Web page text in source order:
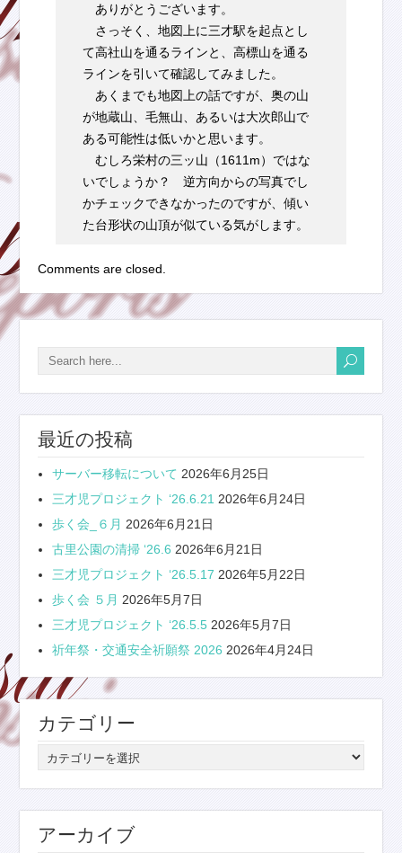
ありがとうございます。
さっそく、地図上に三才駅を起点とし
て高社山を通るラインと、高標山を通る
ラインを引いて確認してみました。
あくまでも地図上の話ですが、奥の山
が地蔵山、毛無山、あるいは大次郎山で
ある可能性は低いかと思います。
むしろ栄村の三ッ山（1611m）ではな
いでしょうか？ 逆方向からの写真でし
かチェックできなかったのですが、傾い
た台形状の山頂が似ている気がします。
Comments are closed.
最近の投稿
サーバー移転について 2026年6月25日
三才児プロジェクト ‘26.6.21 2026年6月24日
歩く会_６月 2026年6月21日
古里公園の清掃 ‘26.6 2026年6月21日
三才児プロジェクト ‘26.5.17 2026年5月22日
歩く会 ５月 2026年5月7日
三才児プロジェクト ‘26.5.5 2026年5月7日
祈年祭・交通安全祈願祭 2026 2026年4月24日
カテゴリー
カ
テ
ゴ
リ
ー
アーカイブ